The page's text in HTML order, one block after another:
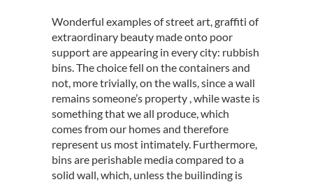
Wonderful examples of street art, graffiti of
extraordinary beauty made onto poor
support are appearing in every city: rubbish
bins. The choice fell on the containers and
not, more trivially, on the walls, since a wall
remains someone’s property , while waste is
something that we all produce, which
comes from our homes and therefore
represent us most intimately. Furthermore,
bins are perishable media compared to a
solid wall, which, unless the builinding is